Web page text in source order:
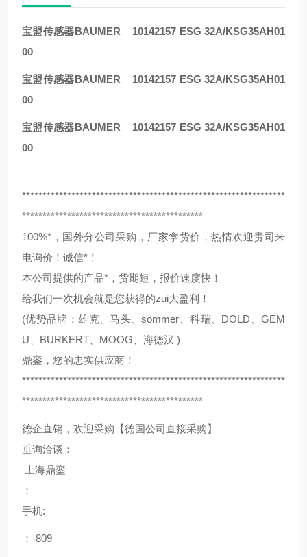
宝盟传感器BAUMER 10142157 ESG 32A/KSG35AH01
00
宝盟传感器BAUMER 10142157 ESG 32A/KSG35AH01
00
宝盟传感器BAUMER 10142157 ESG 32A/KSG35AH01
00
****************************************************************
********************************************
100%*，国外分公司采购，厂家拿货价，热情欢迎贵司来
电询价！诚信*！
本公司提供的产品*，货期短，报价速度快！
给我们一次机会就是您获得的zui大盈利！
(优势品牌：雄克、马头、sommer、科瑞、DOLD、GEM
U、BURKERT、MOOG、海德汉 )
鼎銮，您的忠实供应商！
****************************************************************
********************************************
德企直销，欢迎采购【德国公司直接采购】
垂询洽谈：
上海鼎銮
：
手机:
：-809